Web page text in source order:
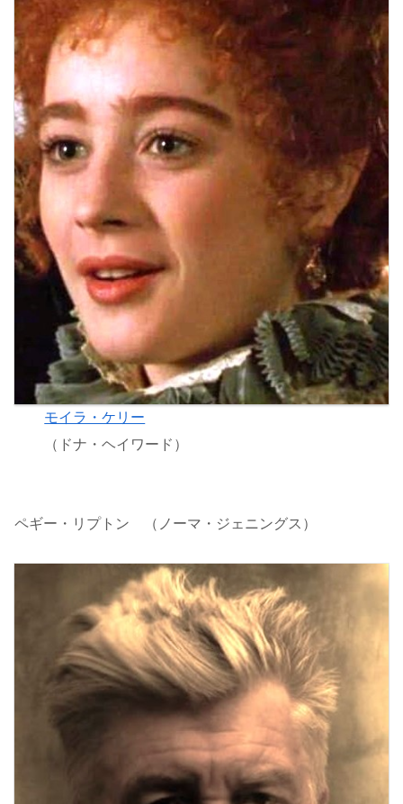
モイラ・ケリー
（ドナ・ヘイワード）
ペギー・リプトン （ノーマ・ジェニングス）